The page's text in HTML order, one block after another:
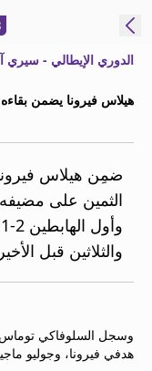
النسخة
MENA
إدارة
التنبيهات
النشرة
الإخبارية
الدوري الإيطالي - سيري آ
هيلاس فيرونا يضمن
ضمِن هيلاس
الثمين على مضيفه
والثلاثين قبل
هدفي فيرونا، وجوليو ماجيروي (90) هدف